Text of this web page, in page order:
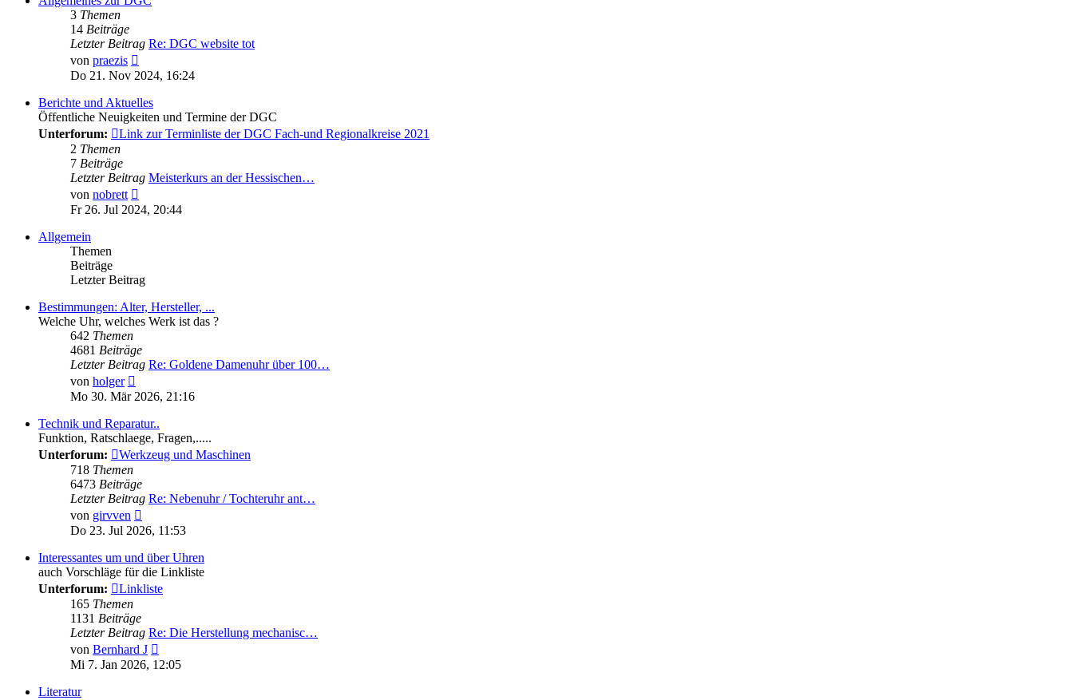
3 Themen
14 Beiträge
Letzter Beitrag Re: DGC website tot
von praezis
Beitrag
Do 21. Nov 2024, 16:24
Berichte und Aktuelles
Öffentliche Neuigkeiten und Termine der DGC
Unterforum:
Link zur Terminliste der DGC Fach-und Regionalkreise 2021
2 Themen
7 Beiträge
Letzter Beitrag Meisterkurs an der Hessischen…
von nobrett
Beitrag
Fr 26. Jul 2024, 20:44
Allgemein
Themen
Beiträge
Letzter Beitrag
Bestimmungen: Alter, Hersteller, ...
Welche Uhr, welches Werk ist das ?
642 Themen
4681 Beiträge
Letzter Beitrag Re: Goldene Damenuhr über 100…
von holger
Beitrag
Mo 30. Mär 2026, 21:16
Technik und Reparatur..
Funktion, Ratschlaege, Fragen,.....
Unterforum:
Werkzeug und Maschinen
718 Themen
6473 Beiträge
Letzter Beitrag Re: Nebenuhr / Tochteruhr ant…
von girvven
Beitrag
Do 23. Jul 2026, 11:53
Interessantes um und über Uhren
auch Vorschläge für die Linkliste
Unterforum:
Linkliste
165 Themen
1131 Beiträge
Letzter Beitrag Re: Die Herstellung mechanisc…
von Bernhard J
Beitrag
Mi 7. Jan 2026, 12:05
Literatur